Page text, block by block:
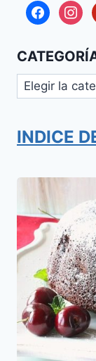
facebook
Categorías
INDICE
Pastel
Cerezas